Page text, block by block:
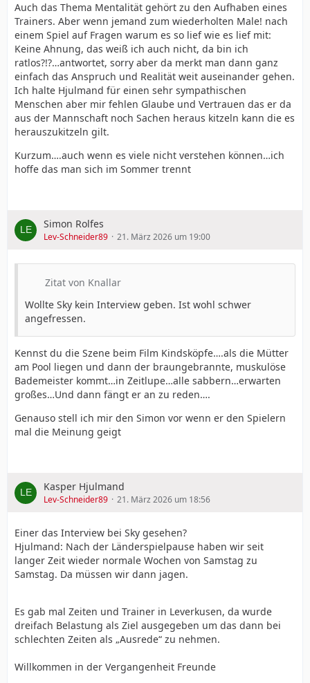
Auch das Thema Mentalität gehört zu den Aufhaben eines
Trainers. Aber wenn jemand zum wiederholten Male! nach
einem Spiel auf Fragen warum es so lief wie es lief mit:
Keine Ahnung, das weiß ich auch nicht, da bin ich
ratlos?!?…antwortet, sorry aber da merkt man dann ganz
einfach das Anspruch und Realität weit auseinander gehen.
Ich halte Hjulmand für einen sehr sympathischen
Menschen aber mir fehlen Glaube und Vertrauen das er da
aus der Mannschaft noch Sachen heraus kitzeln kann die es
herauszukitzeln gilt.
Kurzum….auch wenn es viele nicht verstehen können…ich
hoffe das man sich im Sommer trennt
Simon Rolfes
Lev-Schneider89 21. März 2026 um 19:00
Zitat von Knallar
Wollte Sky kein Interview geben. Ist wohl schwer
angefressen.
Kennst du die Szene beim Film Kindsköpfe….als die Mütter
am Pool liegen und dann der braungebrannte, muskulöse
Bademeister kommt…in Zeitlupe…alle sabbern…erwarten
großes…Und dann fängt er an zu reden….
Genauso stell ich mir den Simon vor wenn er den Spielern
mal die Meinung geigt
Kasper Hjulmand
Lev-Schneider89 21. März 2026 um 18:56
Einer das Interview bei Sky gesehen?
Hjulmand: Nach der Länderspielpause haben wir seit
langer Zeit wieder normale Wochen von Samstag zu
Samstag. Da müssen wir dann jagen.
Es gab mal Zeiten und Trainer in Leverkusen, da wurde
dreifach Belastung als Ziel ausgegeben um das dann bei
schlechten Zeiten als „Ausrede“ zu nehmen.
Willkommen in der Vergangenheit Freunde